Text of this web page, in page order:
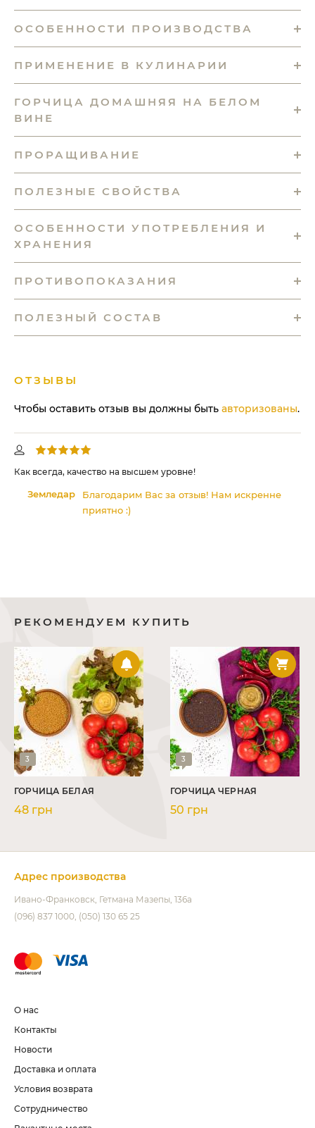
ОСОБЕННОСТИ ПРОИЗВОДСТВА
ПРИМЕНЕНИЕ В КУЛИНАРИИ
ГОРЧИЦА ДОМАШНЯЯ НА БЕЛОМ
ВИНЕ
ПРОРАЩИВАНИЕ
ПОЛЕЗНЫЕ СВОЙСТВА
ОСОБЕННОСТИ УПОТРЕБЛЕНИЯ И
ХРАНЕНИЯ
ПРОТИВОПОКАЗАНИЯ
ПОЛЕЗНЫЙ СОСТАВ
ОТЗЫВЫ
Как всегда, качество на высшем уровне!
Земледар
Благодарим Вас за отзыв! Нам искренне
приятно :)
Чтобы оставить отзыв вы должны быть авторизованы.
РЕКОМЕНДУЕМ КУПИТЬ
3
ГОРЧИЦА БЕЛАЯ
48 грн
3
ГОРЧИЦА ЧЕРНАЯ
50 грн
Адрес производства
Ивано-Франковск Гетмана Мазепы, 136а
(096) 837 1000 (050) 130 65 25
О нас
Контакты
Новости
Доставка и оплата
Условия возврата
Сотрудничество